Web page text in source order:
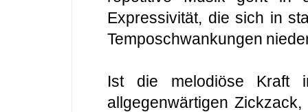
Expressivität, die sich in
Temposchwankungen
Ist die melodiöse Kraft
allgegenwärtigen